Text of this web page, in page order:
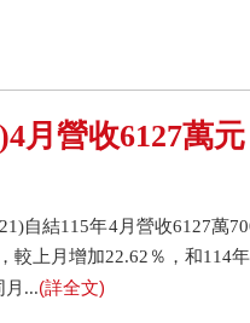
月營收6127萬
自結115年4月營收6127萬
較上月增加22.62％，和114
月...(詳全文)